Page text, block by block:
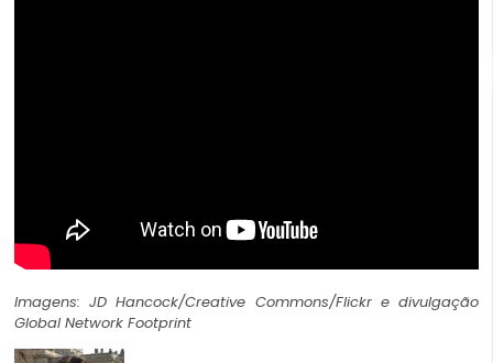
Imagens: JD Hancock/Creative Commons/Flickr e divulgação
Global Network Footprint